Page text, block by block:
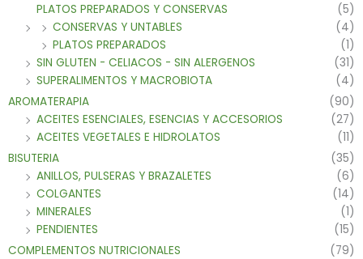
PLATOS PREPARADOS Y CONSERVAS
(5)
CONSERVAS Y UNTABLES
(4)
PLATOS PREPARADOS
(1)
SIN GLUTEN - CELIACOS - SIN ALERGENOS
(31)
SUPERALIMENTOS Y MACROBIOTA
(4)
AROMATERAPIA
(90)
ACEITES ESENCIALES, ESENCIAS Y ACCESORIOS
(27)
ACEITES VEGETALES E HIDROLATOS
(11)
BISUTERIA
(35)
ANILLOS, PULSERAS Y BRAZALETES
(6)
COLGANTES
(14)
MINERALES
(1)
PENDIENTES
(15)
COMPLEMENTOS NUTRICIONALES
(79)